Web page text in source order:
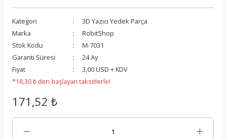
Kategori
3D Yazıcı Yedek Parça
Marka
RobitShop
Stok Kodu
M-7031
Garanti Süresi
24 Ay
Fiyat
3,00 USD + KDV
*18,30 ₺ den başlayan taksitlerle!
171,52 ₺